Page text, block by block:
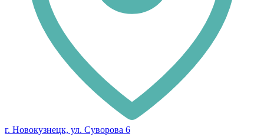
г. Новокузнецк, ул. Суворова 6